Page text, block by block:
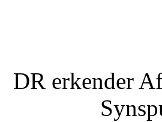
DR erkender